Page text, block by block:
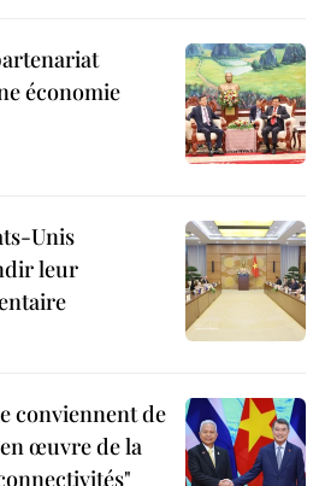
économie
Unis
leur
conviennent de
œuvre de la